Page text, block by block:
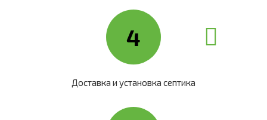
4
Доставка и установка септика